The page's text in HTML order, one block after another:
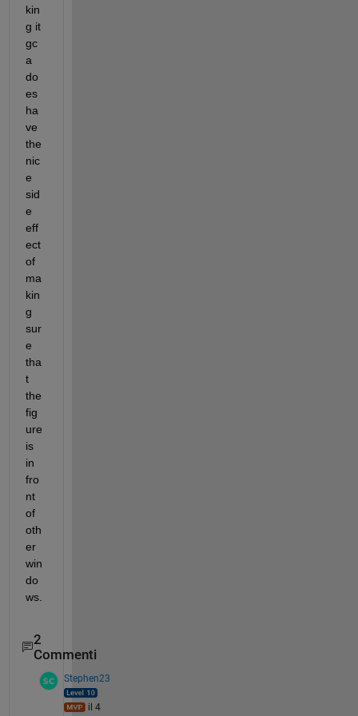
kin
g it
gc
a
do
es
ha
ve
the
nic
e
sid
e
eff
ect
of
ma
kin
g
sur
e
tha
t
the
fig
ure
is
in
fro
nt
of
oth
er
win
do
ws.
2
Commenti
Stephen23
il 4